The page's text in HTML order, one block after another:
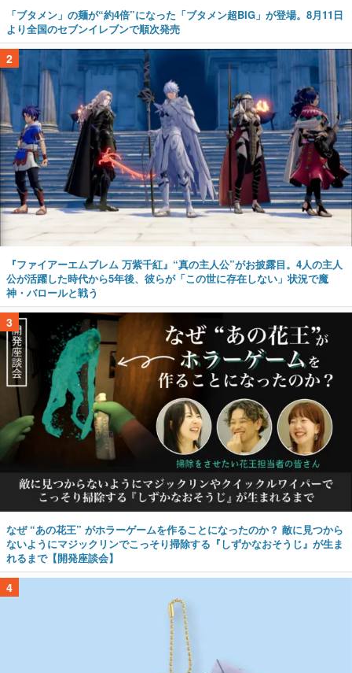
「ブタメン」の麺が“約4倍”になった「ブタメン超BIG」が登場。8月11日
より全国のセブンイレブンで順次発売
2
『ファイアーエムブレム 万紫千紅』“真の主人公”がお披露目。4人の主人
公が活躍した時代から5年後、彼らが「この世に存在しない」状況で魔
神・バロールと戦う
3
なぜ “あの花王” がホラーゲームを作ることになったのか？ 敵に見つから
ないようにマジックリンでこっそり掃除する『しずかなおそうじ』が生ま
れるまで【開発座談会】
4